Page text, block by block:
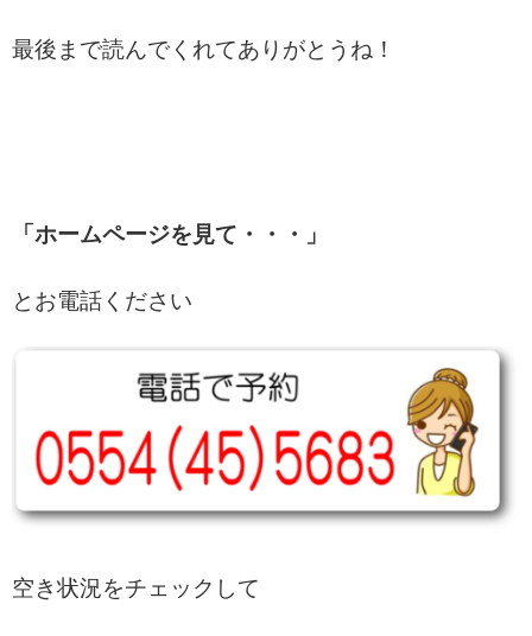
最後まで読んでくれてありがとうね！
「ホームページを見て・・・」
とお電話ください
空き状況をチェックして